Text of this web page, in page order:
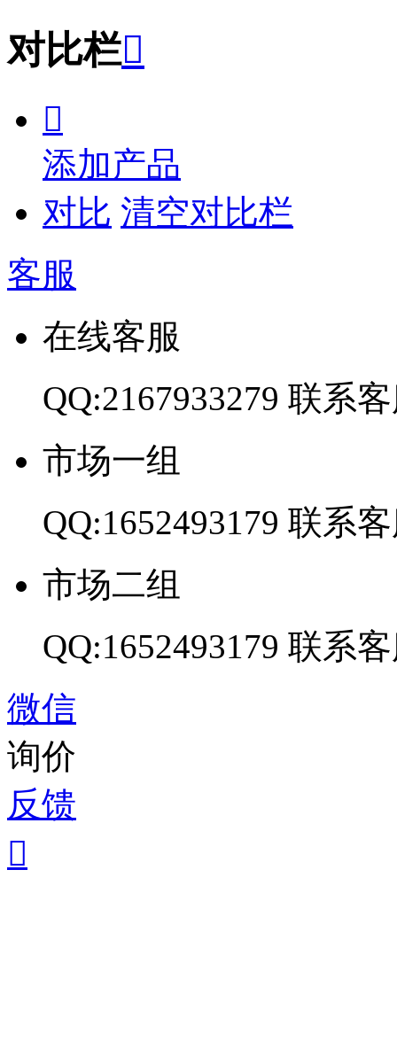
对比栏

添加产品
对比 清空对比栏
客服
在线客服
QQ:2167933279 联系
市场一组
QQ:1652493179 联系
市场二组
QQ:1652493179 联系
微信
询价
反馈
